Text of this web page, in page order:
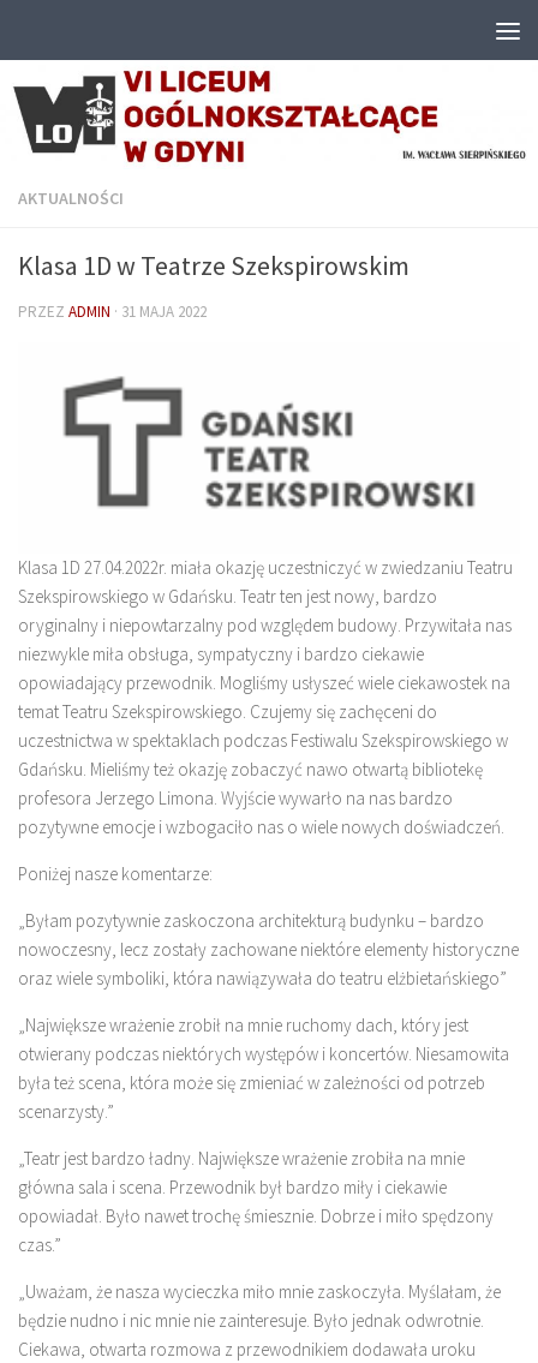
AKTUALNOŚCI
Klasa 1D w Teatrze Szekspirowskim
PRZEZ ADMIN · 31 MAJA 2022
Klasa 1D 27.04.2022r. miała okazję uczestniczyć w zwiedzaniu Teatru
Szekspirowskiego w Gdańsku. Teatr ten jest nowy, bardzo
oryginalny i niepowtarzalny pod względem budowy. Przywitała nas
niezwykle miła obsługa, sympatyczny i bardzo ciekawie
opowiadający przewodnik. Mogliśmy usłyszeć wiele ciekawostek na
temat Teatru Szekspirowskiego. Czujemy się zachęceni do
uczestnictwa w spektaklach podczas Festiwalu Szekspirowskiego w
Gdańsku. Mieliśmy też okazję zobaczyć nawo otwartą bibliotekę
profesora Jerzego Limona. Wyjście wywarło na nas bardzo
pozytywne emocje i wzbogaciło nas o wiele nowych doświadczeń.
Poniżej nasze komentarze:
„Byłam pozytywnie zaskoczona architekturą budynku – bardzo
nowoczesny, lecz zostały zachowane niektóre elementy historyczne
oraz wiele symboliki, która nawiązywała do teatru elżbietańskiego”
„Największe wrażenie zrobił na mnie ruchomy dach, który jest
otwierany podczas niektórych występów i koncertów. Niesamowita
była też scena, która może się zmieniać w zależności od potrzeb
scenarzysty.”
„Teatr jest bardzo ładny. Największe wrażenie zrobiła na mnie
główna sala i scena. Przewodnik był bardzo miły i ciekawie
opowiadał. Było nawet trochę śmiesznie. Dobrze i miło spędzony
czas.”
„Uważam, że nasza wycieczka miło mnie zaskoczyła. Myślałam, że
będzie nudno i nic mnie nie zainteresuje. Było jednak odwrotnie.
Ciekawa, otwarta rozmowa z przewodnikiem dodawała uroku